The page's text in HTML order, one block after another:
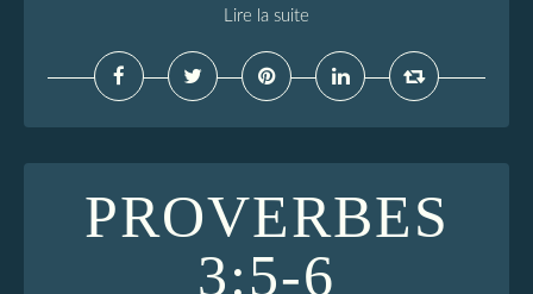
Lire la suite
PROVERBES
3:5-6